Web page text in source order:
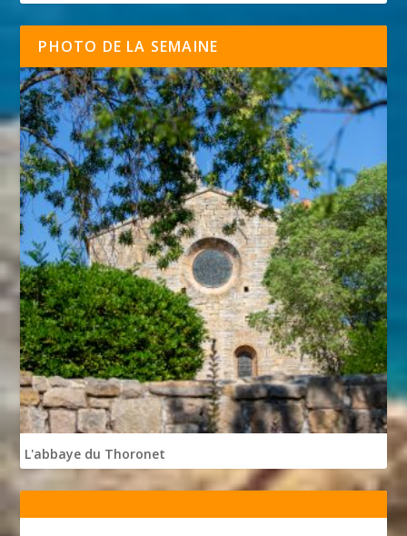
PHOTO DE LA SEMAINE
L'abbaye du Thoronet